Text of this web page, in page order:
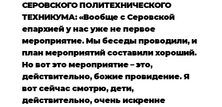
СЕРОВСКОГО ПОЛИТЕХНИЧЕСКОГО
ТЕХНИКУМА: «Вообще с Серовской
епархией у нас уже не первое
мероприятие. Мы беседы проводили, и
план мероприятий составили хороший.
Но вот это мероприятие – это,
действительно, божие провидение. Я
вот сейчас смотрю, дети,
действительно, очень искренне